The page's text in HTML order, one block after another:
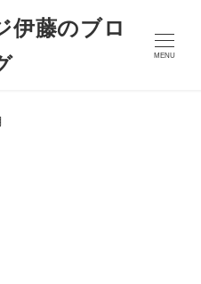
伊藤のブロ
MENU